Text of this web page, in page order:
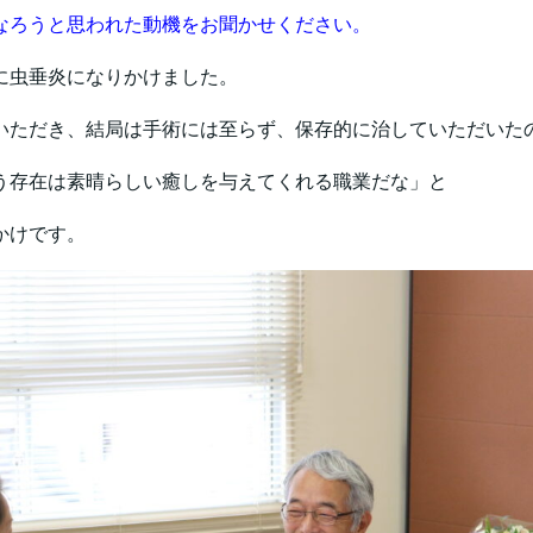
うと思われた動機をお聞かせください。
垂炎になりかけました。
ただき、結局は手術には至らず、保存的に治していただいた
存在は素晴らしい癒しを与えてくれる職業だな」と
です。